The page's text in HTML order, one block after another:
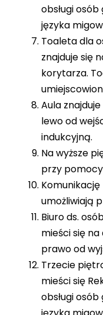
obsługi osób
języka
Toaleta dla
znajduje się
korytarza.
Aula
lewo od
indukcyjną.
Na wyższe
przy
umożliwiają
Biuro ds.
mieści się
prawo od
Trzecie
mieści się
obsługi osób